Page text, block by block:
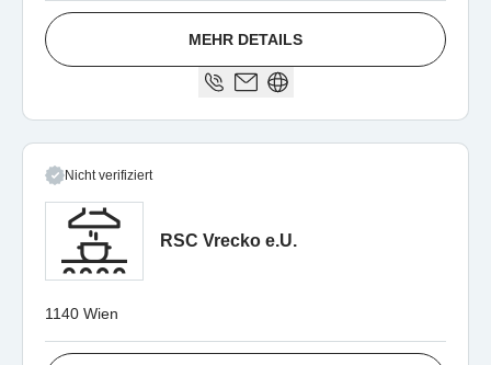
MEHR DETAILS
Nicht verifiziert
RSC Vrecko e.U.
1140 Wien